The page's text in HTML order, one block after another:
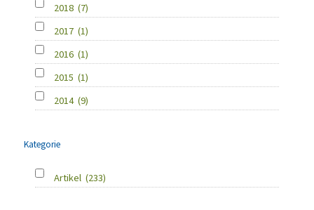
2018 (7)
2017 (1)
2016 (1)
2015 (1)
2014 (9)
Kategorie
Artikel (233)